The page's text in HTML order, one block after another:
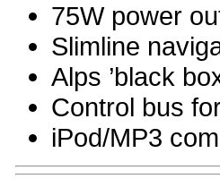
75W power
Slimline
Alps ’black
Control bus
iPod/MP3